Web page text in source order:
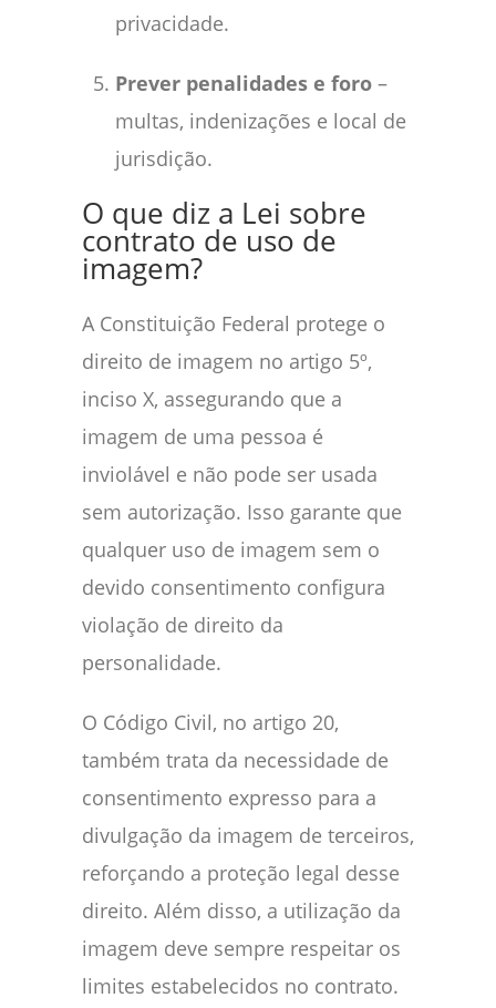
privacidade.
Prever penalidades e foro –
multas, indenizações e local de
jurisdição.
O que diz a Lei sobre
contrato de uso de
imagem?
A Constituição Federal protege o
direito de imagem no artigo 5º,
inciso X, assegurando que a
imagem de uma pessoa é
inviolável e não pode ser usada
sem autorização. Isso garante que
qualquer uso de imagem sem o
devido consentimento configura
violação de direito da
personalidade.
O Código Civil, no artigo 20,
também trata da necessidade de
consentimento expresso para a
divulgação da imagem de terceiros,
reforçando a proteção legal desse
direito. Além disso, a utilização da
imagem deve sempre respeitar os
limites estabelecidos no contrato.